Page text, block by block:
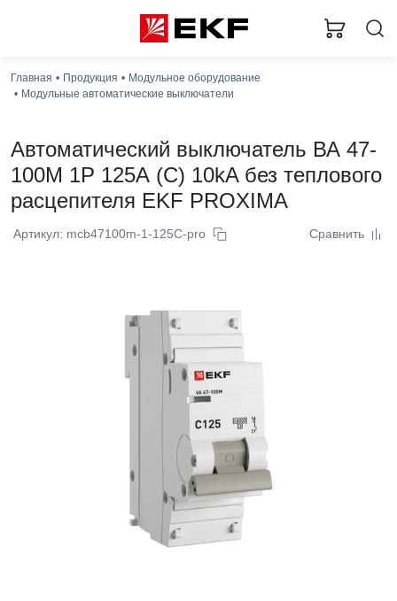
Главная Продукция
Модульное оборудование
Модульные автоматические выключатели
Автоматический выключатель ВА 47-
100M 1P 125А (C) 10kA без теплового
расцепителя EKF PROXIMA
Артикул: mcb47100m-1-125C-pro Сравнить